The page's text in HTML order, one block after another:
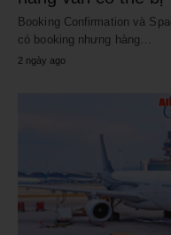
Booking Confirmation và
có booking nhưng hàng…
2 ngày ago